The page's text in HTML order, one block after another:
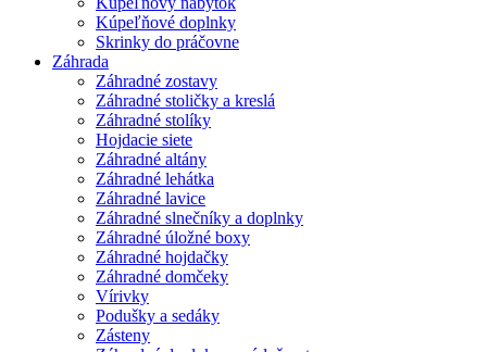
Kúpeľňové doplnky
Skrinky do práčovne
Záhrada
Záhradné zostavy
Záhradné stoličky a kreslá
Záhradné stolíky
Hojdacie siete
Záhradné altány
Záhradné lehátka
Záhradné lavice
Záhradné slnečníky a doplnky
Záhradné úložné boxy
Záhradné hojdačky
Záhradné domčeky
Vírivky
Podušky a sedáky
Zásteny